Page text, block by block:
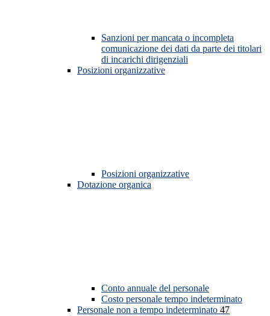
Sanzioni per mancata o incompleta
comunicazione dei dati da parte dei titolari
di incarichi dirigenziali
Posizioni organizzative
Posizioni organizzative
Dotazione organica
Conto annuale del personale
Costo personale tempo indeterminato
Personale non a tempo indeterminato 47